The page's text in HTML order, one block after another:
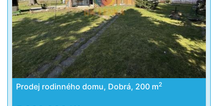
Prodej rodinného domu, Dobrá, 200 m2